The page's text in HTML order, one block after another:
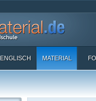
ENGLISCH MATERIAL